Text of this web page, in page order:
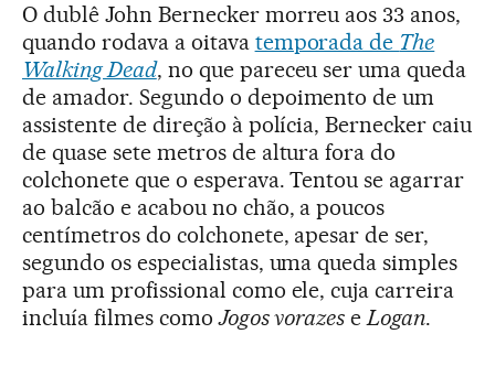
O dublê John Bernecker morreu aos 33 anos,
quando rodava a oitava temporada de The
Walking Dead, no que pareceu ser uma queda
de amador. Segundo o depoimento de um
assistente de direção à polícia, Bernecker caiu
de quase sete metros de altura fora do
colchonete que o esperava. Tentou se agarrar
ao balcão e acabou no chão, a poucos
centímetros do colchonete, apesar de ser,
segundo os especialistas, uma queda simples
para um profissional como ele, cuja carreira
incluía filmes comoJogos vorazes eLogan.